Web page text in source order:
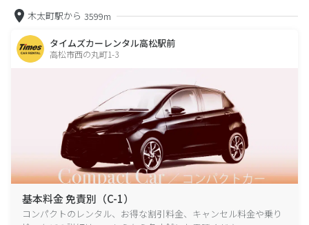
木太町駅から 3599m
タイムズカーレンタル高松駅前
高松市西の丸町1-3
基本料金 免責別（C-1）
コンパクトのレンタル、お得な割引料金、キャンセル料金や乗り